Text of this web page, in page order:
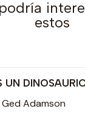
estos
UN
Adamson